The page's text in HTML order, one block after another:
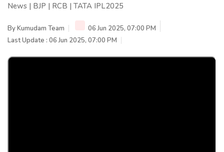
News | BJP | RCB | TATA IPL2025
ByKumudam Team
06 Jun 2025, 07:00 PM
Last Update : 06 Jun 2025, 07:00 PM